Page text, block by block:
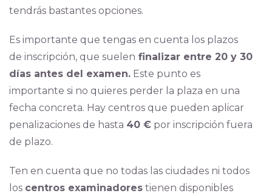
tendrás bastantes opciones.
Es importante que tengas en cuenta los plazos
de inscripción, que suelen finalizar entre 20 y 30
días antes del examen.Este punto es
importante si no quieres perder la plaza en una
fecha concreta. Hay centros que pueden aplicar
penalizaciones de hasta 40 €por inscripción fuera
de plazo.
Ten en cuenta que no todas las ciudades ni todos
los centros examinadorestienen disponibles